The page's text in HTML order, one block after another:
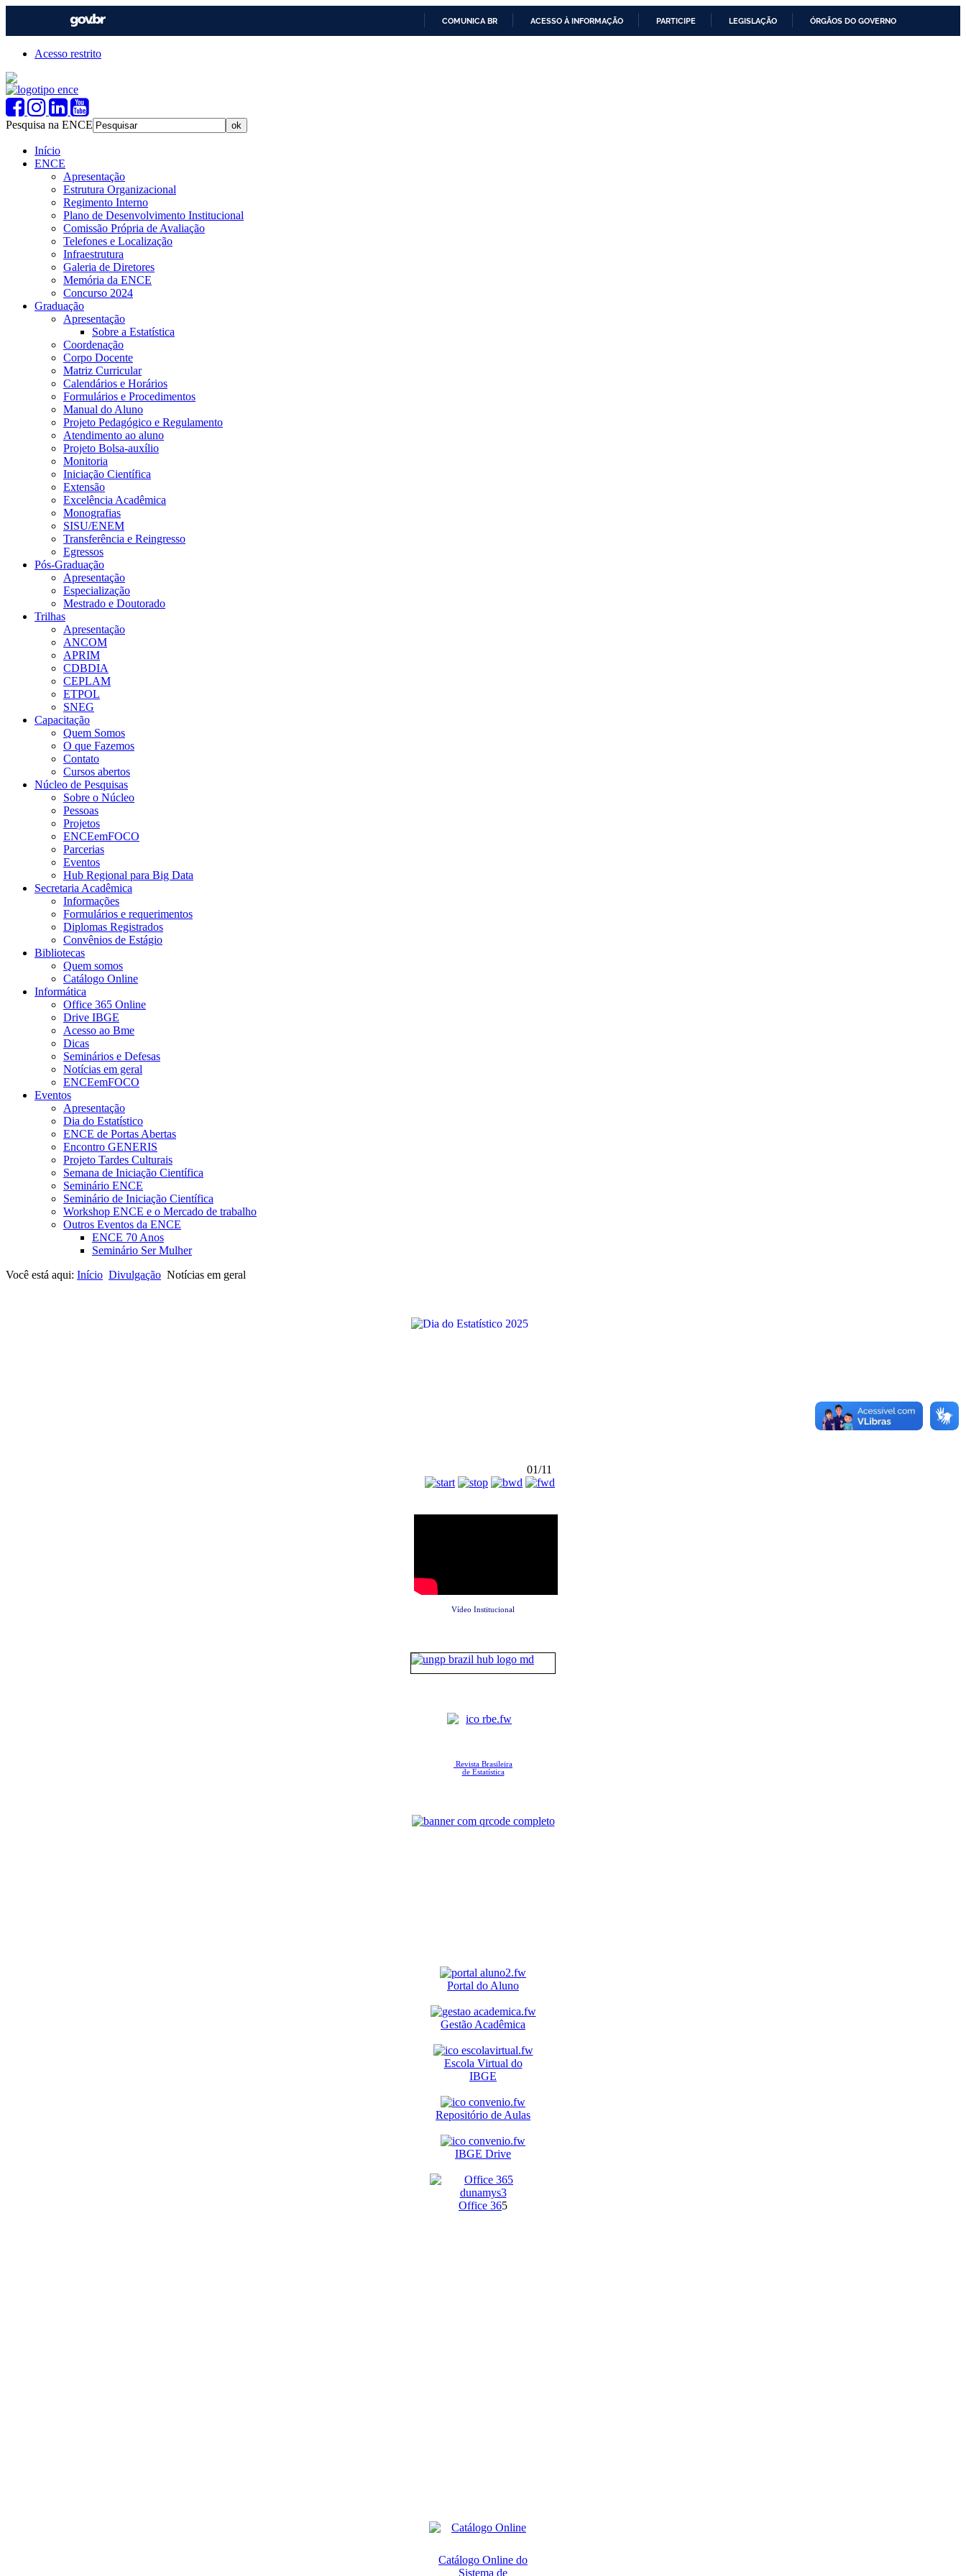
COMUNICA BR ACESSO À INFORMAÇÃO PARTICIPE LEGISLAÇÃO ÓRGÃOS DO GOVERNO
Acesso restrito
Pesquisa na ENCE
Início
ENCE
Apresentação
Estrutura Organizacional
Regimento Interno
Plano de Desenvolvimento Institucional
Comissão Própria de Avaliação
Telefones e Localização
Infraestrutura
Galeria de Diretores
Memória da ENCE
Concurso 2024
Graduação
Apresentação
Sobre a Estatística
Coordenação
Corpo Docente
Matriz Curricular
Calendários e Horários
Formulários e Procedimentos
Manual do Aluno
Projeto Pedagógico e Regulamento
Atendimento ao aluno
Projeto Bolsa-auxílio
Monitoria
Iniciação Científica
Extensão
Excelência Acadêmica
Monografias
SISU/ENEM
Transferência e Reingresso
Egressos
Pós-Graduação
Apresentação
Especialização
Mestrado e Doutorado
Trilhas
Apresentação
ANCOM
APRIM
CDBDIA
CEPLAM
ETPOL
SNEG
Capacitação
Quem Somos
O que Fazemos
Contato
Cursos abertos
Núcleo de Pesquisas
Sobre o Núcleo
Pessoas
Projetos
ENCEemFOCO
Parcerias
Eventos
Hub Regional para Big Data
Secretaria Acadêmica
Informações
Formulários e requerimentos
Diplomas Registrados
Convênios de Estágio
Bibliotecas
Quem somos
Catálogo Online
Informática
Office 365 Online
Drive IBGE
Acesso ao Bme
Dicas
Seminários e Defesas
Notícias em geral
ENCEemFOCO
Eventos
Apresentação
Dia do Estatístico
ENCE de Portas Abertas
Encontro GENERIS
Projeto Tardes Culturais
Semana de Iniciação Científica
Seminário ENCE
Seminário de Iniciação Científica
Workshop ENCE e o Mercado de trabalho
Outros Eventos da ENCE
ENCE 70 Anos
Seminário Ser Mulher
Você está aqui: Início Divulgação Notícias em geral
01/11
Vídeo Institucional
Revista Brasileira
de Estatística
Portal do Aluno
Gestão Acadêmica
Escola Virtual do
IBGE
Repositório de Aulas
IBGE Drive
Office 365
Catálogo Online do
Sistema de